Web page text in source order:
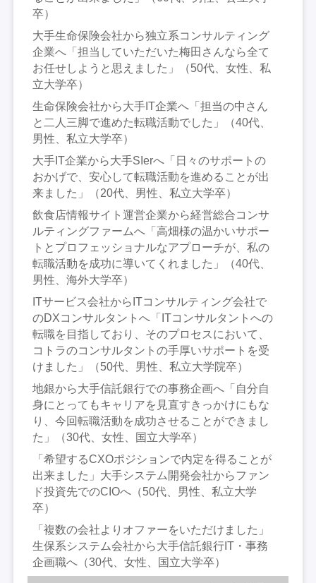
卒）
大手生命保険会社から独立系コンサルティング
企業へ「担当していただいた梅田さんなら全て
お任せしようと思えました」（50代、女性、私
立大学卒）
生命保険会社から大手IT企業へ「担当の中さん
と二人三脚で進めた転職活動でした」（40代、
男性、私立大学卒）
大手IT企業から大手SIerへ「日々のサポートの
おかげで、安心して転職活動を進めることが出
来ました」（20代、男性、私立大学卒）
飲食店情報サイト運営企業から経営総合コンサ
ルティングファームへ「高畑様の温かいサポー
トとプロフェッショナルなアプローチが、私の
転職活動を成功に導いてくれました」（40代、
男性、海外大学卒）
ITサービス会社からITコンサルティング会社で
のDXコンサルタントへ「ITコンサルタントへの
転職を目指しており、そのプロセスにおいて、
コトラのコンサルタントの手厚いサポートを受
けました」（50代、男性、私立大学院卒）
地銀から大手信託銀行での事務企画へ「自分自
身にとってもキャリアを見直すきっかけにもな
り、今回転職活動を成功させることができまし
た」（30代、女性、国立大学卒）
「希望するCXOポジションで内定を得ることが
出来ました」大手システム開発会社からファン
ド投資先でのCIOへ（50代、男性、私立大学
卒）
「複数の会社よりオファーをいただけました」
生保系システム会社から大手信託銀行IT・事務
企画職へ（30代、女性、国立大学卒）